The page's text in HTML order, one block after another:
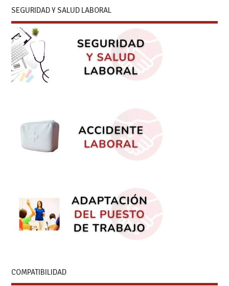
SEGURIDAD Y SALUD LABORAL
COMPATIBILIDAD